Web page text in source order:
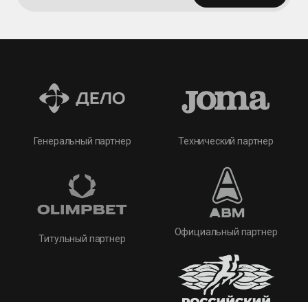
Генеральный партнер
Титульный партнер
Технический партнер
Официальный партнер